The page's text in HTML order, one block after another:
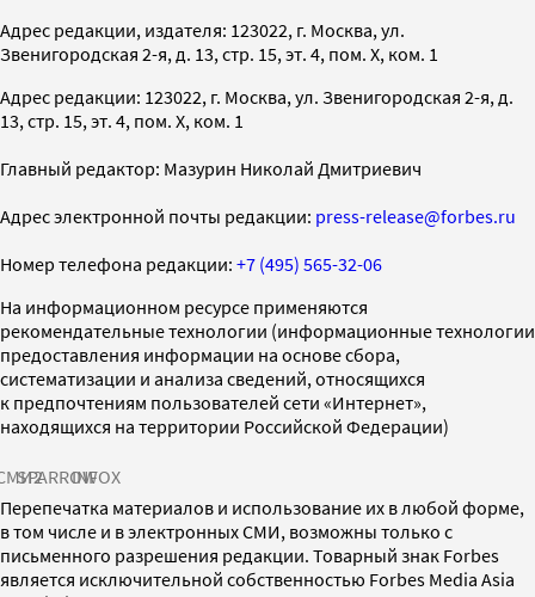
Адрес редакции, издателя: 123022, г. Москва, ул.
Звенигородская 2-я, д. 13, стр. 15, эт. 4, пом. X, ком. 1
Адрес редакции: 123022, г. Москва, ул. Звенигородская 2-я, д.
13, стр. 15, эт. 4, пом. X, ком. 1
Главный редактор: Мазурин Николай Дмитриевич
Адрес электронной почты редакции: press-release@forbes.ru
Номер телефона редакции: +7 (495) 565-32-06
На информационном ресурсе применяются
рекомендательные технологии (информационные технологии
предоставления информации на основе сбора,
систематизации и анализа сведений, относящихся
к предпочтениям пользователей сети «Интернет»,
находящихся на территории Российской Федерации)
SPARROWINFOX
Перепечатка материалов и использование их в любой форме,
в том числе и в электронных СМИ, возможны только с
письменного разрешения редакции. Товарный знак Forbes
является исключительной собственностью Forbes Media Asia